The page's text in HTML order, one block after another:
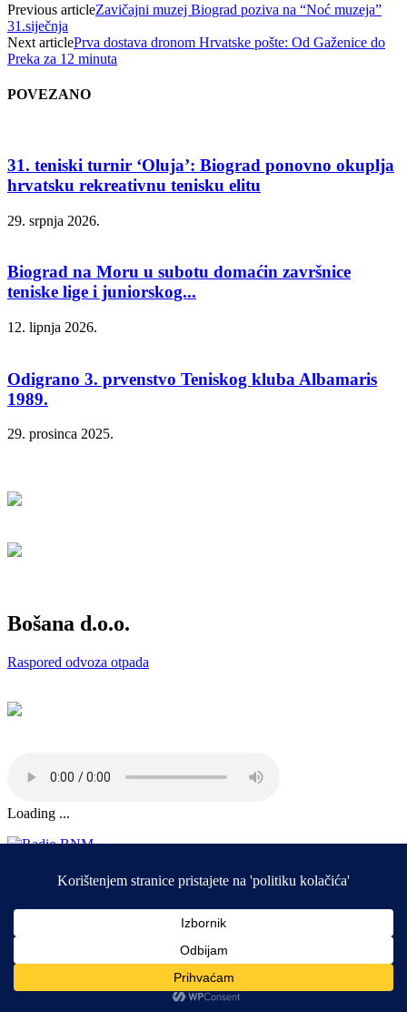
Previous articleZavičajni muzej Biograd poziva na “Noć muzeja”
31.siječnja
Next articlePrva dostava dronom Hrvatske pošte: Od Gaženice do
Preka za 12 minuta
POVEZANO
31. teniski turnir ‘Oluja’: Biograd ponovno okuplja
hrvatsku rekreativnu tenisku elitu
29. srpnja 2026.
Biograd na Moru u subotu domaćin završnice
teniske lige i juniorskog...
12. lipnja 2026.
Odigrano 3. prvenstvo Teniskog kluba Albamaris
1989.
29. prosinca 2025.
Bošana d.o.o.
Raspored odvoza otpada
Loading ...
Impresum i Pristup informacijama